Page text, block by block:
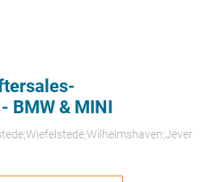
BMW & MINI